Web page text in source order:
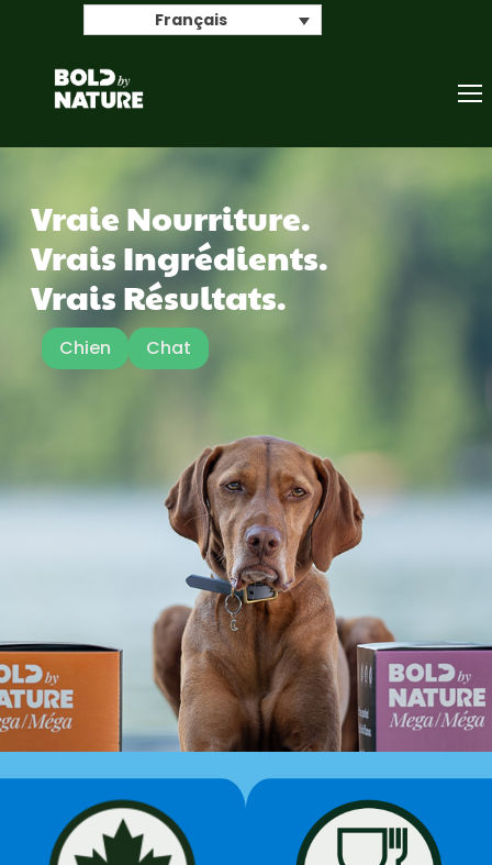
Français
Vraie Nourriture.
Vrais Ingrédients.
Vrais Résultats.
Chien Chat